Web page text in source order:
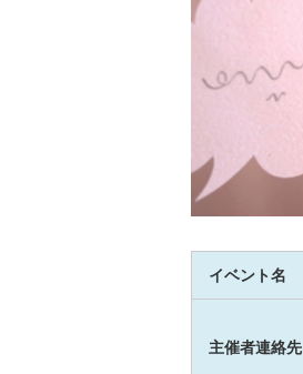
イベント名
主催者連絡先